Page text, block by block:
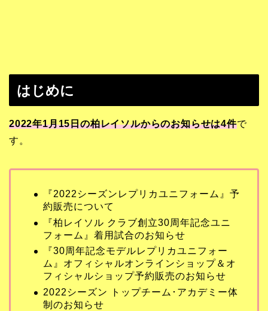
はじめに
2022年1月15日の柏レイソルからのお知らせは4件で
す。
『2022シーズンレプリカユニフォーム』予
約販売について
『柏レイソル クラブ創立30周年記念ユニ
フォーム』着用試合のお知らせ
『30周年記念モデルレプリカユニフォー
ム』オフィシャルオンラインショップ＆オ
フィシャルショップ予約販売のお知らせ
2022シーズン トップチーム･アカデミー体
制のお知らせ